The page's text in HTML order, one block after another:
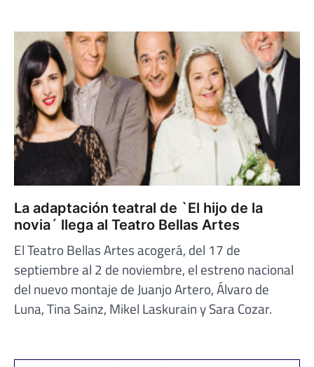
La adaptación teatral de `El hijo de la
novia´ llega al Teatro Bellas Artes
El Teatro Bellas Artes acogerá, del 17 de
septiembre al 2 de noviembre, el estreno nacional
del nuevo montaje de Juanjo Artero, Álvaro de
Luna, Tina Sainz, Mikel Laskurain y Sara Cozar.